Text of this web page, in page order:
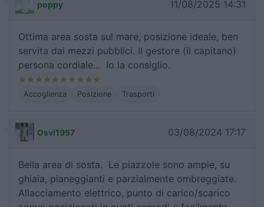
poppy 11/08/2025 14:31
Ottima area sosta sul mare, posizione ideale, ben
servita dai mezzi pubblici. Il gestore (il capitano)
persona cordiale... Io la consiglio.
Accoglienza Posizione Trasporti
Osvi1957 03/08/2024 17:17
Bella area di sosta. Le piazzole sono ampie, su
ghiaia, pianeggianti e parzialmente ombreggiate.
Allacciamento elettrico, punto di carico/scarico